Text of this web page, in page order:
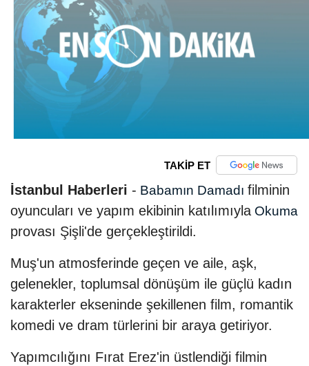
TAKİP ET
İstanbul Haberleri - Babamın Damadı filminin
oyuncuları ve yapım ekibinin katılımıylaOkuma
provası Şişli'de gerçekleştirildi.
Muş'un atmosferinde geçen ve aile, aşk,
gelenekler, toplumsal dönüşüm ile güçlü kadın
karakterler ekseninde şekillenen film, romantik
komedi ve dram türlerini bir araya getiriyor.
Yapımcılığını Fırat Erez'in üstlendiği filmin